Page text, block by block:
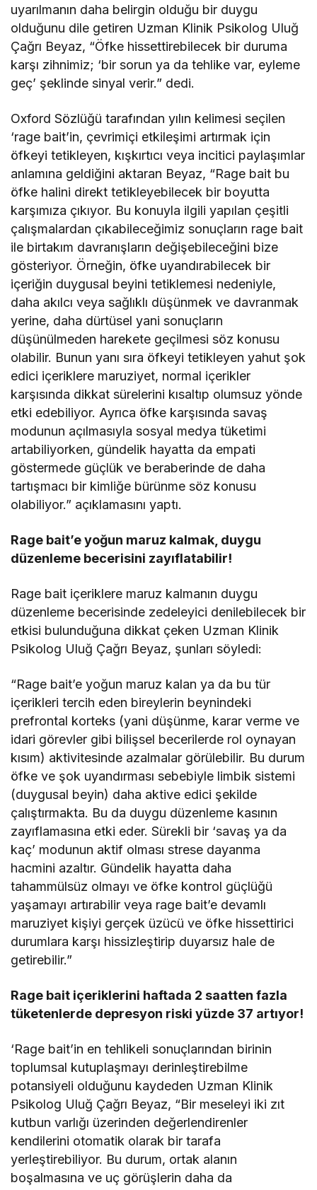
uyarılmanın daha belirgin olduğu bir duygu
olduğunu dile getiren Uzman Klinik Psikolog Uluğ
Çağrı Beyaz, “Öfke hissettirebilecek bir duruma
karşı zihnimiz; ‘bir sorun ya da tehlike var, eyleme
geç’ şeklinde sinyal verir.” dedi.
Oxford Sözlüğü tarafından yılın kelimesi seçilen
‘rage bait’in, çevrimiçi etkileşimi artırmak için
öfkeyi tetikleyen, kışkırtıcı veya incitici paylaşımlar
anlamına geldiğini aktaran Beyaz, “Rage bait bu
öfke halini direkt tetikleyebilecek bir boyutta
karşımıza çıkıyor. Bu konuyla ilgili yapılan çeşitli
çalışmalardan çıkabileceğimiz sonuçların rage bait
ile birtakım davranışların değişebileceğini bize
gösteriyor. Örneğin, öfke uyandırabilecek bir
içeriğin duygusal beyini tetiklemesi nedeniyle,
daha akılcı veya sağlıklı düşünmek ve davranmak
yerine, daha dürtüsel yani sonuçların
düşünülmeden harekete geçilmesi söz konusu
olabilir. Bunun yanı sıra öfkeyi tetikleyen yahut şok
edici içeriklere maruziyet, normal içerikler
karşısında dikkat sürelerini kısaltıp olumsuz yönde
etki edebiliyor. Ayrıca öfke karşısında savaş
modunun açılmasıyla sosyal medya tüketimi
artabiliyorken, gündelik hayatta da empati
göstermede güçlük ve beraberinde de daha
tartışmacı bir kimliğe bürünme söz konusu
olabiliyor.” açıklamasını yaptı.
Rage bait’e yoğun maruz kalmak, duygu
düzenleme becerisini zayıflatabilir!
Rage bait içeriklere maruz kalmanın duygu
düzenleme becerisinde zedeleyici denilebilecek bir
etkisi bulunduğuna dikkat çeken Uzman Klinik
Psikolog Uluğ Çağrı Beyaz, şunları söyledi:
“Rage bait’e yoğun maruz kalan ya da bu tür
içerikleri tercih eden bireylerin beynindeki
prefrontal korteks (yani düşünme, karar verme ve
idari görevler gibi bilişsel becerilerde rol oynayan
kısım) aktivitesinde azalmalar görülebilir. Bu durum
öfke ve şok uyandırması sebebiyle limbik sistemi
(duygusal beyin) daha aktive edici şekilde
çalıştırmakta. Bu da duygu düzenleme kasının
zayıflamasına etki eder. Sürekli bir ‘savaş ya da
kaç’ modunun aktif olması strese dayanma
hacmini azaltır. Gündelik hayatta daha
tahammülsüz olmayı ve öfke kontrol güçlüğü
yaşamayı artırabilir veya rage bait’e devamlı
maruziyet kişiyi gerçek üzücü ve öfke hissettirici
durumlara karşı hissizleştirip duyarsız hale de
getirebilir.”
Rage bait içeriklerini haftada 2 saatten fazla
tüketenlerde depresyon riski yüzde 37 artıyor!
‘Rage bait’in en tehlikeli sonuçlarından birinin
toplumsal kutuplaşmayı derinleştirebilme
potansiyeli olduğunu kaydeden Uzman Klinik
Psikolog Uluğ Çağrı Beyaz, “Bir meseleyi iki zıt
kutbun varlığı üzerinden değerlendirenler
kendilerini otomatik olarak bir tarafa
yerleştirebiliyor. Bu durum, ortak alanın
boşalmasına ve uç görüşlerin daha da